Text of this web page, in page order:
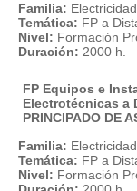
Familia:
Temática: FP a
Nivel: Formación
Duración: 2000 h.
FP Equipos e
Electrotécnicas a
PRINCIPADO DE
Familia:
Temática: FP a
Nivel: Formación